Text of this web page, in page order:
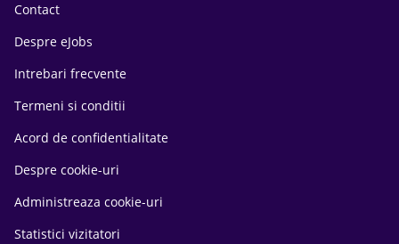
Contact
Despre eJobs
Intrebari frecvente
Termeni si conditii
Acord de confidentialitate
Despre cookie-uri
Administreaza cookie-uri
Statistici vizitatori